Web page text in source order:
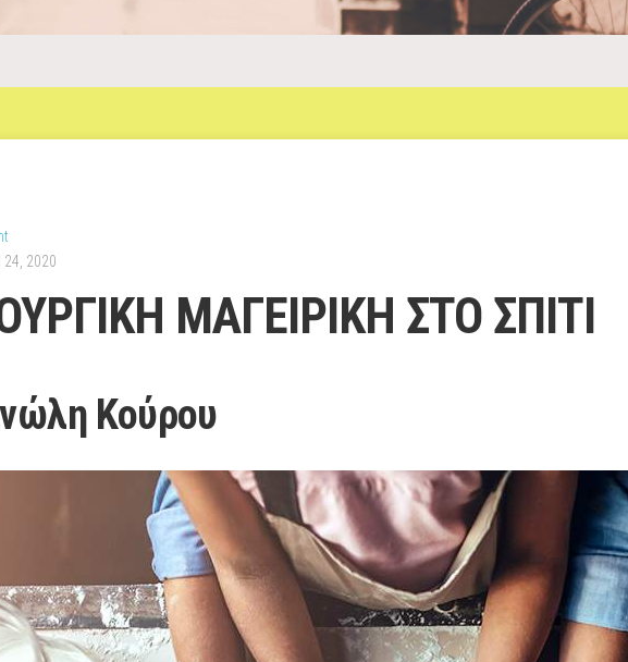
24, 2020
ΜΑΓΕΙΡΙΚΗ ΣΤΟ ΣΠΙΤΙ
Κούρου